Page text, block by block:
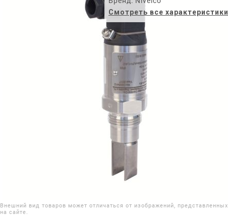
Смотреть все характеристики
Внешний вид товаров может отличаться от изображений, представленных
на сайте.